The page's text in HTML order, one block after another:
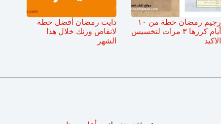
رجيم رمضان خطة من ١٠
أيام كررها ٣ مرات لتخسيس
الاكيد
دايت رمضان أفضل خطة
لانقاص وزنك خلال هذا
الشهر